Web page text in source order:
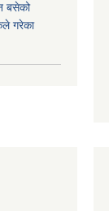
बसेको
गरेका